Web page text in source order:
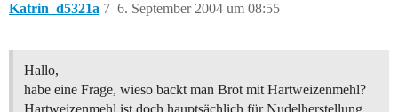
Katrin_d5321a 6. September 2004 um 08:55
7
Hallo,
habe eine Frage, wieso backt man Brot mit Hartweizenmehl?
Hartweizenmehl ist doch hauptsächlich für Nudelherstellung.